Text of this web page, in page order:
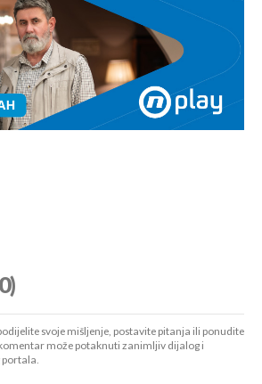
svoje mišljenje, postavite pitanja ili ponudite
može potaknuti zanimljiv dijalog i
portala.